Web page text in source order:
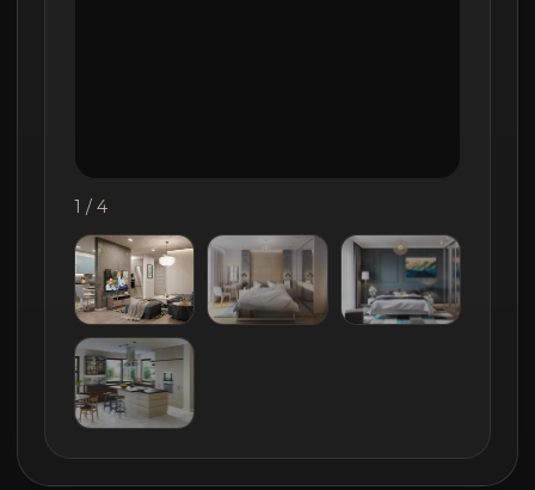
1 / 4